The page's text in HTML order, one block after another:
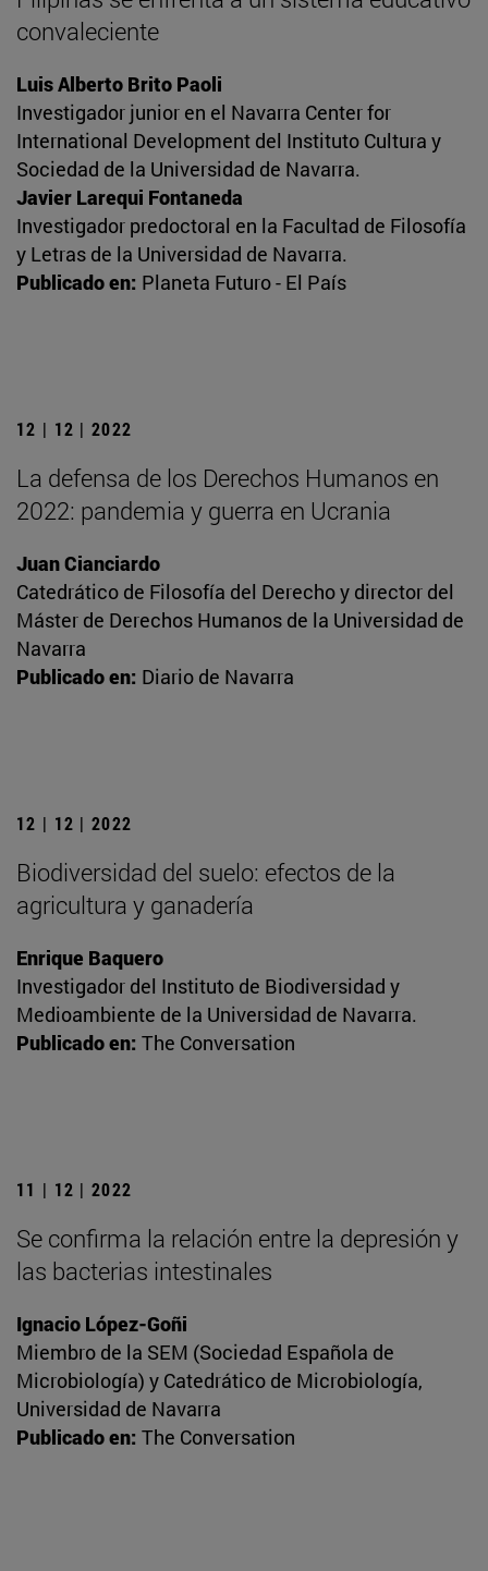
convaleciente
Luis Alberto Brito Paoli
Investigador junior en el Navarra Center for
International Development del Instituto Cultura y
Sociedad de la Universidad de Navarra.
Javier Larequi Fontaneda
Investigador predoctoral en la Facultad de Filosofía
y Letras de la Universidad de Navarra.
Publicado en: Planeta Futuro - El País
12 | 12 | 2022
La defensa de los Derechos Humanos en
2022: pandemia y guerra en Ucrania
Juan Cianciardo
Catedrático de Filosofía del Derecho y director del
Máster de Derechos Humanos de la Universidad de
Navarra
Publicado en: Diario de Navarra
12 | 12 | 2022
Biodiversidad del suelo: efectos de la
agricultura y ganadería
Enrique Baquero
Investigador del Instituto de Biodiversidad y
Medioambiente de la Universidad de Navarra.
Publicado en: The Conversation
11 | 12 | 2022
Se confirma la relación entre la depresión y
las bacterias intestinales
Ignacio López-Goñi
Miembro de la SEM (Sociedad Española de
Microbiología) y Catedrático de Microbiología,
Universidad de Navarra
Publicado en: The Conversation